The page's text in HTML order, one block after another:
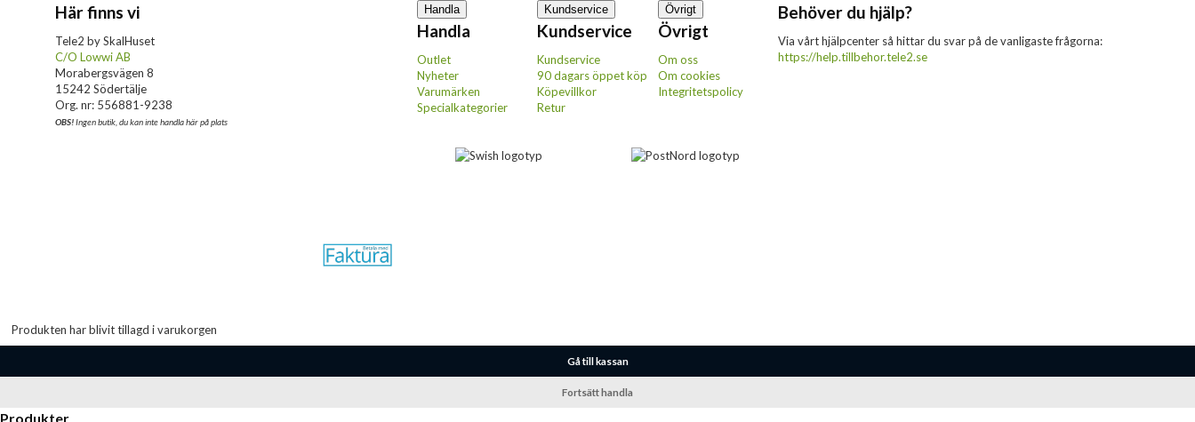
Här finns vi
Tele2 by SkalHuset
C/O Lowwi AB
Morabergsvägen 8
15242 Södertälje
Org. nr: 556881-9238
OBS!Ingen butik, du kan inte handla här på plats
Handla
Handla
Outlet
Nyheter
Varumärken
Specialkategorier
Kundservice
Kundservice
Kundservice
90 dagars öppet köp
Köpevillkor
Retur
Övrigt
Övrigt
Om oss
Om cookies
Integritetspolicy
Behöver du hjälp?
Via vårt hjälpcenter så hittar du svar på de vanligaste frågorna:
https://help.tillbehor.tele2.se
Produkten har blivit tillagd i varukorgen
Gå till kassan
Fortsätt handla
Produkter